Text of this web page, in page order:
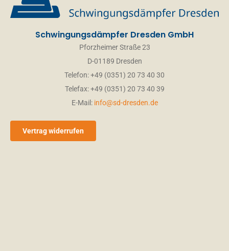
Schwingungsdämpfer Dresden GmbH
Pforzheimer Straße 23
D-01189 Dresden
Telefon: +49 (0351) 20 73 40 30
Telefax: +49 (0351) 20 73 40 39
E-Mail: info@sd-dresden.de
Vertrag widerrufen